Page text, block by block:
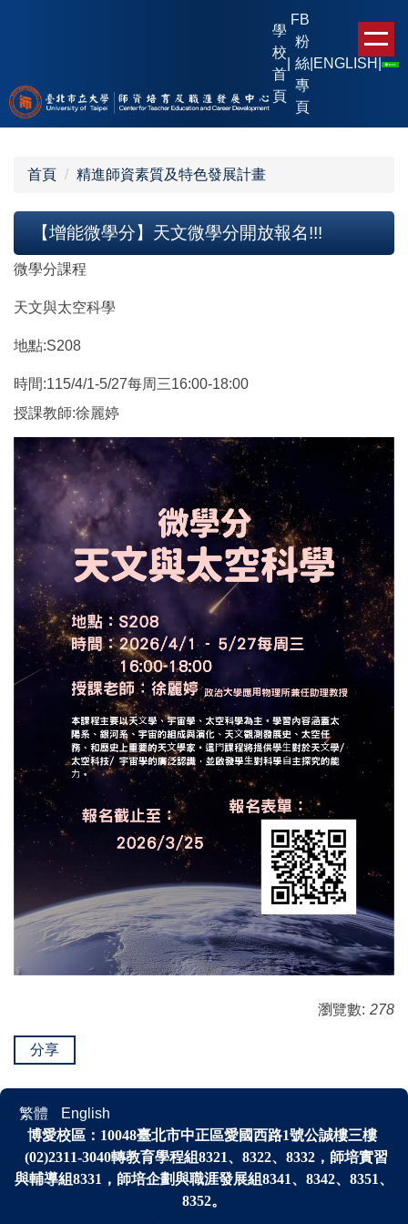
內
容
學
校
首
頁
FB
粉
絲
專
頁
ENGLISH |
首頁 精進師資素質及特色發展計畫
【增能微學分】天文微學分開放報名!!!
微學分課程
天文與太空科學
地點:S208
時間:115/4/1-5/27每周三16:00-18:00
授課教師:徐麗婷
瀏覽數: 278
分享
繁體
English
博愛校區： 10048臺北市中正區愛國西路1號公誠樓三樓
(02)2311-3040轉教育學程組8321、8322、8332，師培實習
與輔導組8331，師培企劃與職涯發展組8341、 8342、8351、
8352。